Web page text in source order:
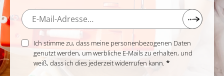
Ich stimme zu, dass meine personenbezogenen Daten
genutzt werden, um werbliche E-Mails zu erhalten, und
weiß, dass ich dies jederzeit widerrufen kann.